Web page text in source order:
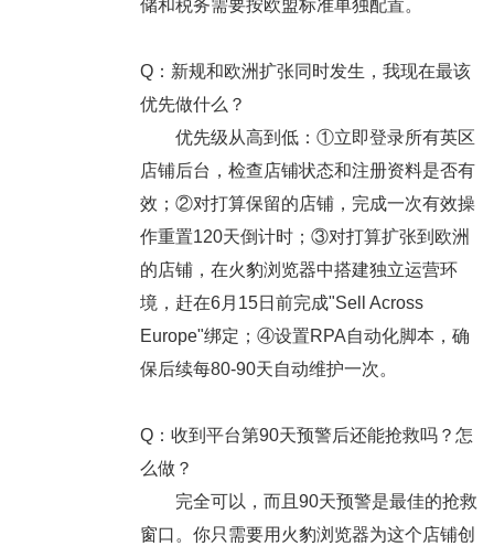
储和税务需要按欧盟标准单独配置。
Q：新规和欧洲扩张同时发生，我现在最该
优先做什么？
优先级从高到低：①立即登录所有英区
店铺后台，检查店铺状态和注册资料是否有
效；②对打算保留的店铺，完成一次有效操
作重置120天倒计时；③对打算扩张到欧洲
的店铺，在火豹浏览器中搭建独立运营环
境，赶在6月15日前完成"Sell Across
Europe"绑定；④设置RPA自动化脚本，确
保后续每80-90天自动维护一次。
Q：收到平台第90天预警后还能抢救吗？怎
么做？
完全可以，而且90天预警是最佳的抢救
窗口。你只需要用火豹浏览器为这个店铺创